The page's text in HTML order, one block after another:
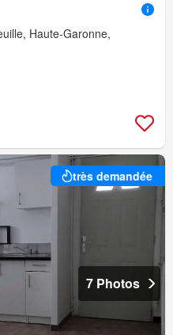
Haute-Garonne,
très demandée
7 Photos